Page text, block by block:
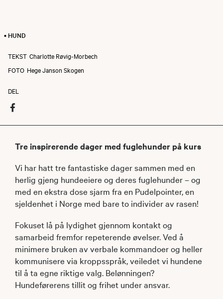
• HUND
TEKST Charlotte Røvig-Morbech
FOTO Hege Janson Skogen
DEL
Tre inspirerende dager med fuglehunder på kurs
Vi har hatt tre fantastiske dager sammen med en
herlig gjeng hundeeiere og deres fuglehunder – og
med en ekstra dose sjarm fra en Pudelpointer, en
sjeldenhet i Norge med bare to individer av rasen!
Fokuset lå på lydighet gjennom kontakt og
samarbeid fremfor repeterende øvelser. Ved å
minimere bruken av verbale kommandoer og heller
kommunisere via kroppsspråk, veiledet vi hundene
til å ta egne riktige valg. Belønningen?
Hundeførerens tillit og frihet under ansvar.